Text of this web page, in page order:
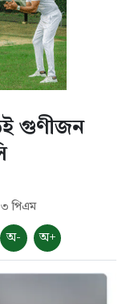
গুণীজন
পিএম
অ- অ+